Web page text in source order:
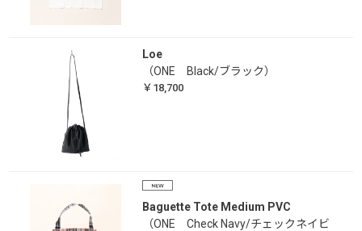
Loe
（ONE Black/ブラック）
￥18,700
Baguette Tote Medium PVC
（ONE Check Navy/チェックネイビ